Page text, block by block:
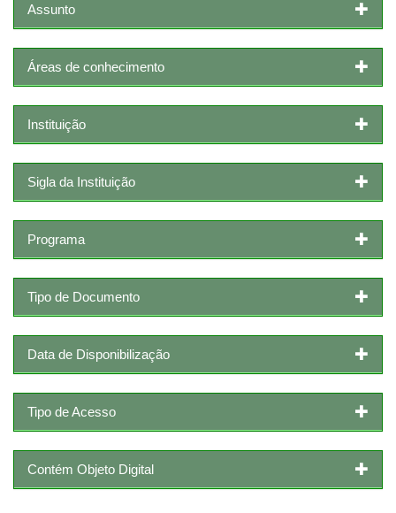
Assunto
Áreas de conhecimento
Instituição
Sigla da Instituição
Programa
Tipo de Documento
Data de Disponibilização
Tipo de Acesso
Contém Objeto Digital